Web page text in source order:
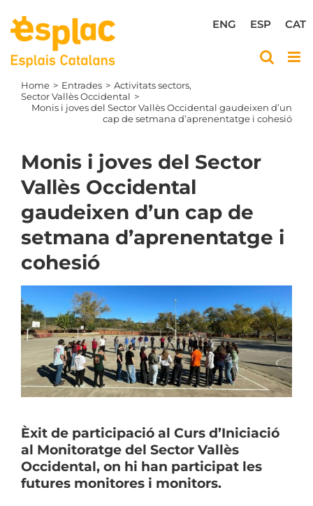
content
CAT
ESP
ENG
Home Entrades
Activitats sectors
Sector Vallès Occidental
Monis i joves del Sector Vallès Occidental gaudeixen d’un
cap de setmana d’aprenentatge i cohesió
Monis i joves del Sector
Vallès Occidental
gaudeixen d’un cap de
setmana d’aprenentatge i
cohesió
Larger
Image
Èxit de participació al Curs d’Iniciació
al Monitoratge del Sector Vallès
Occidental, on hi han participat les
futures monitores i monitors.